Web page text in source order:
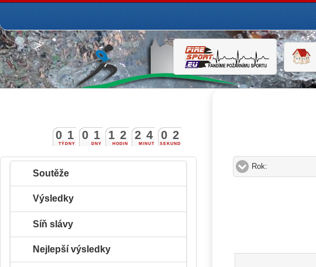
Rok:
TÝDNY
0 1
DNY
0 1
HODIN
1 2
MINUT
2 4
SEKUND
0 1
2
Soutěže
Výsledky
Síň slávy
Nejlepší výsledky